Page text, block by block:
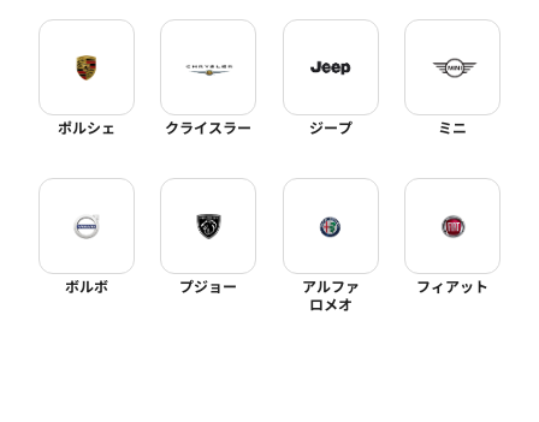
ポルシェ クライスラー ジープ ミニ
ボルボ プジョー
アルファ
ロメオ
フィアット